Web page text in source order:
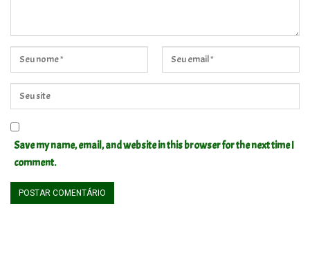
Save my name, email, and website in this browser for the next time I
comment.